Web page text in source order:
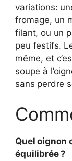
variations:
fromage, un
filant, ou un
peu festifs.
même, et
soupe à
sans perdre
Quel oignon
équilibrée ?